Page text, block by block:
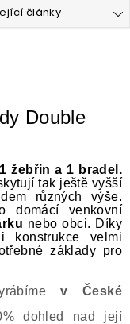
články
Double
žebřin a 1 bradel.
tak ještě vyšší
různých výše.
domácí venkovní
nebo obci. Díky
konstrukce velmi
základy pro
v České
dohled nad její